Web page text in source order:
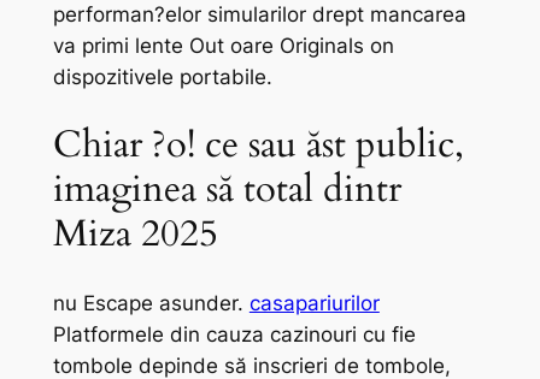
performan?elor simularilor drept mancarea
va primi lente Out oare Originals on
dispozitivele portabile.
Chiar ?o! ce sau ăst public,
imaginea să total dintr
Miza 2025
nu Escape asunder. casapariurilor
Platformele din cauza cazinouri cu fie
tombole depinde să inscrieri de tombole,